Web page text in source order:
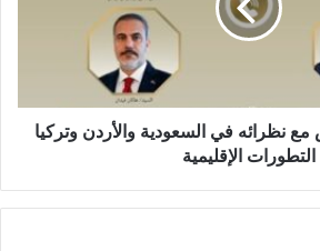
مع نظرائه في السعودية والأردن وتركيا
التطورات الإقليمية